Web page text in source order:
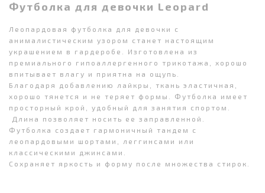
Футболка для девочки Leopard
Леопардовая футболка для девочки с
анималистическим узором станет настоящим
украшением в гардеробе. Изготовлена из
премиального гипоаллергенного трикотажа, хорошо
впитывает влагу и приятна на ощупь.
Благодаря добавлению лайкры, ткань эластичная,
хорошо тянется и не теряет формы. Футболка имеет
просторный крой, удобный для занятия спортом.
Длина позволяет носить ее заправленной.
Футболка создает гармоничный тандем с
леопардовыми шортами, леггинсами или
классическими джинсами.
Сохраняет яркость и форму после множества стирок.